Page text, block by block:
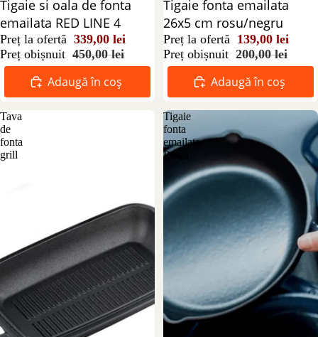
Reducere 25%
Tigaie si oala de fonta
emailata RED LINE 4
Preț la ofertă 339,00 lei
Preț obișnuit 450,00 lei
Adaugă în coș
Reducere 31%
Tigaie fonta emailata
26x5 cm rosu/negru
Preț la ofertă 139,00 lei
Preț obișnuit 200,00 lei
Adaugă în coș
Tava
de
fonta
grill
Tigaie
fonta
emailata
Praga